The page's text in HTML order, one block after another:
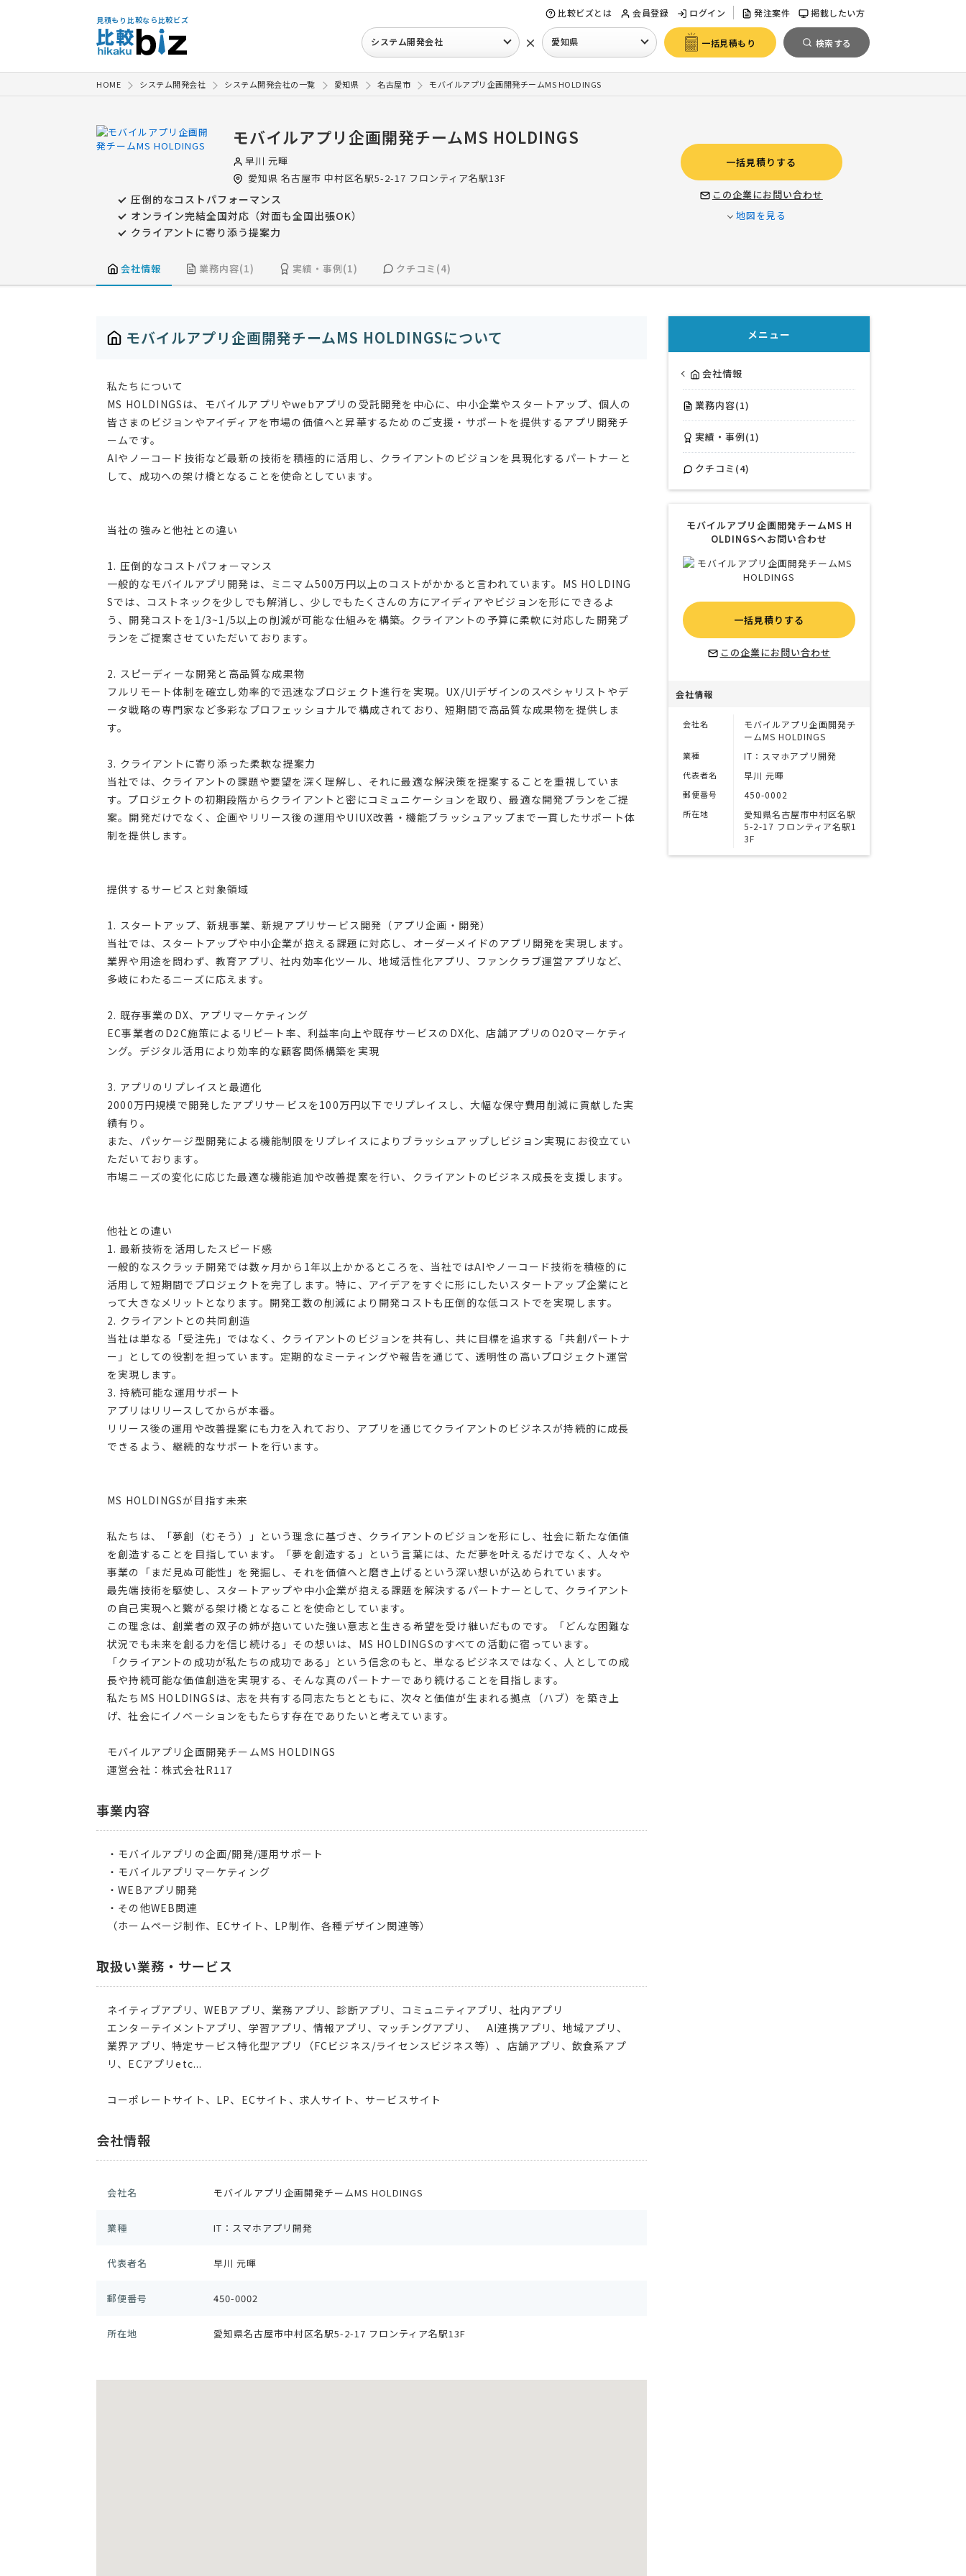
見積もり比較なら比較ビズ
比較ビズとは 会員登録 ログイン 発注案件 掲載したい方
システム開発会社 × 愛知県 一括見積もり 検索する
HOME システム開発会社 システム開発会社の一覧 愛知県 名古屋市 モバイルアプリ企画開発チームMS HOLDINGS
モバイルアプリ企画開発チームMS HOLDINGS
早川 元暉
愛知県 名古屋市 中村区名駅5-2-17 フロンティア名駅13F
圧倒的なコストパフォーマンス
オンライン完結全国対応（対面も全国出張OK）
クライアントに寄り添う提案力
一括見積りする
この企業にお問い合わせ
地図を見る
会社情報 業務内容(1) 実績・事例(1) クチコミ(4)
モバイルアプリ企画開発チームMS HOLDINGSについて
私たちについて
MS HOLDINGSは、モバイルアプリやwebアプリの受託開発を中心に、中小企業やスタートアップ、個人の
皆さまのビジョンやアイディアを市場の価値へと昇華するためのご支援・サポートを提供するアプリ開発チ
ームです。
AIやノーコード技術など最新の技術を積極的に活用し、クライアントのビジョンを具現化するパートナーと
して、成功への架け橋となることを使命としています。
当社の強みと他社との違い
1. 圧倒的なコストパフォーマンス
一般的なモバイルアプリ開発は、ミニマム500万円以上のコストがかかると言われています。MS HOLDING
Sでは、コストネックを少しでも解消し、少しでもたくさんの方にアイディアやビジョンを形にできるよ
う、開発コストを1/3~1/5以上の削減が可能な仕組みを構築。クライアントの予算に柔軟に対応した開発プ
ランをご提案させていただいております。
2. スピーディーな開発と高品質な成果物
フルリモート体制を確立し効率的で迅速なプロジェクト進行を実現。UX/UIデザインのスペシャリストやデ
ータ戦略の専門家など多彩なプロフェッショナルで構成されており、短期間で高品質な成果物を提供しま
す。
3. クライアントに寄り添った柔軟な提案力
当社では、クライアントの課題や要望を深く理解し、それに最適な解決策を提案することを重視していま
す。プロジェクトの初期段階からクライアントと密にコミュニケーションを取り、最適な開発プランをご提
案。開発だけでなく、企画やリリース後の運用やUIUX改善・機能ブラッシュアップまで一貫したサポート体
制を提供します。
提供するサービスと対象領域
1. スタートアップ、新規事業、新規アプリサービス開発（アプリ企画・開発）
当社では、スタートアップや中小企業が抱える課題に対応し、オーダーメイドのアプリ開発を実現します。
業界や用途を問わず、教育アプリ、社内効率化ツール、地域活性化アプリ、ファンクラブ運営アプリなど、
多岐にわたるニーズに応えます。
2. 既存事業のDX、アプリマーケティング
EC事業者のD2C施策によるリピート率、利益率向上や既存サービスのDX化、店舗アプリのO2Oマーケティ
ング。デジタル活用により効率的な顧客関係構築を実現
3. アプリのリプレイスと最適化
2000万円規模で開発したアプリサービスを100万円以下でリプレイスし、大幅な保守費用削減に貢献した実
績有り。
また、パッケージ型開発による機能制限をリプレイスによりブラッシュアップしビジョン実現にお役立てい
ただいております。
市場ニーズの変化に応じた最適な機能追加や改善提案を行い、クライアントのビジネス成長を支援します。
他社との違い
1. 最新技術を活用したスピード感
一般的なスクラッチ開発では数ヶ月から1年以上かかるところを、当社ではAIやノーコード技術を積極的に
活用して短期間でプロジェクトを完了します。特に、アイデアをすぐに形にしたいスタートアップ企業にと
って大きなメリットとなります。開発工数の削減により開発コストも圧倒的な低コストでを実現します。
2. クライアントとの共同創造
当社は単なる「受注先」ではなく、クライアントのビジョンを共有し、共に目標を追求する「共創パートナ
ー」としての役割を担っています。定期的なミーティングや報告を通じて、透明性の高いプロジェクト運営
を実現します。
3. 持続可能な運用サポート
アプリはリリースしてからが本番。
リリース後の運用や改善提案にも力を入れており、アプリを通じてクライアントのビジネスが持続的に成長
できるよう、継続的なサポートを行います。
MS HOLDINGSが目指す未来
私たちは、「夢創（むそう）」という理念に基づき、クライアントのビジョンを形にし、社会に新たな価値
を創造することを目指しています。「夢を創造する」という言葉には、ただ夢を叶えるだけでなく、人々や
事業の「まだ見ぬ可能性」を発掘し、それを価値へと磨き上げるという深い想いが込められています。
最先端技術を駆使し、スタートアップや中小企業が抱える課題を解決するパートナーとして、クライアント
の自己実現へと繋がる架け橋となることを使命としています。
この理念は、創業者の双子の姉が抱いていた強い意志と生きる希望を受け継いだものです。「どんな困難な
状況でも未来を創る力を信じ続ける」その想いは、MS HOLDINGSのすべての活動に宿っています。
「クライアントの成功が私たちの成功である」という信念のもと、単なるビジネスではなく、人としての成
長や持続可能な価値創造を実現する、そんな真のパートナーであり続けることを目指します。
私たちMS HOLDINGSは、志を共有する同志たちとともに、次々と価値が生まれる拠点（ハブ）を築き上
げ、社会にイノベーションをもたらす存在でありたいと考えています。
モバイルアプリ企画開発チームMS HOLDINGS
運営会社：株式会社R117
事業内容
・モバイルアプリの企画/開発/運用サポート
・モバイルアプリマーケティング
・WEBアプリ開発
​・その他WEB関連
（ホームページ制作、ECサイト、LP制作、各種デザイン関連等）
取扱い業務・サービス
ネイティブアプリ、WEBアプリ、業務アプリ、診断アプリ、コミュニティアプリ、社内アプリ
エンターテイメントアプリ、学習アプリ、情報アプリ、マッチングアプリ、 AI連携アプリ、地域アプリ、
業界アプリ、特定サービス特化型アプリ（FCビジネス/ライセンスビジネス等）、店舗アプリ、飲食系アプ
リ、ECアプリetc...
コーポレートサイト、LP、ECサイト、求人サイト、サービスサイト
会社情報
会社名 モバイルアプリ企画開発チームMS HOLDINGS
業種 IT：スマホアプリ開発
代表者名 早川 元暉
郵便番号 450-0002
所在地 愛知県名古屋市中村区名駅5-2-17 フロンティア名駅13F
メニュー
会社情報
業務内容(1)
実績・事例(1)
クチコミ(4)
モバイルアプリ企画開発チームMS H
OLDINGSへお問い合わせ
一括見積りする
この企業にお問い合わせ
会社情報
会社名
モバイルアプリ企画開発チ
ームMS HOLDINGS
業種 IT：スマホアプリ開発
代表者名 早川 元暉
郵便番号 450-0002
所在地
愛知県名古屋市中村区名駅
5-2-17 フロンティア名駅1
3F